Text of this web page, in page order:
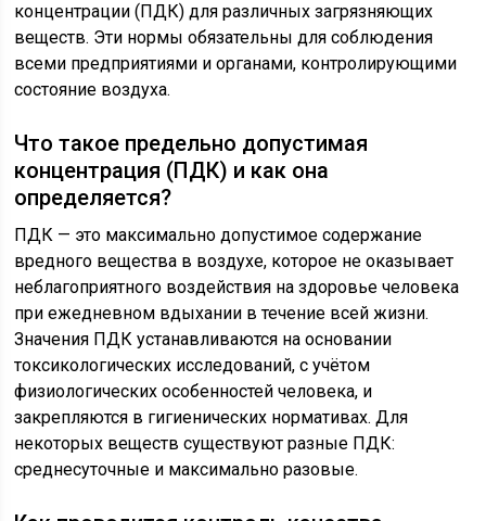
концентрации (ПДК) для различных загрязняющих
веществ. Эти нормы обязательны для соблюдения
всеми предприятиями и органами, контролирующими
состояние воздуха.
Что такое предельно допустимая
концентрация (ПДК) и как она
определяется?
ПДК — это максимально допустимое содержание
вредного вещества в воздухе, которое не оказывает
неблагоприятного воздействия на здоровье человека
при ежедневном вдыхании в течение всей жизни.
Значения ПДК устанавливаются на основании
токсикологических исследований, с учётом
физиологических особенностей человека, и
закрепляются в гигиенических нормативах. Для
некоторых веществ существуют разные ПДК:
среднесуточные и максимально разовые.